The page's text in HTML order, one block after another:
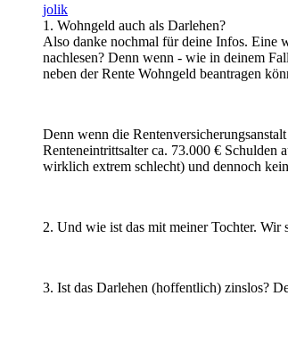
jolik
1. Wohngeld auch als Darlehen?
Also danke nochmal für deine Infos. Eine
nachlesen? Denn wenn - wie in deinem
neben der Rente Wohngeld beantragen
Denn wenn die
Renteneintrittsalter ca. 73.000 € Schulden
wirklich extrem schlecht) und dennoch
2. Und wie ist das mit meiner Tochter.
3. Ist das Darlehen (hoffentlich) zinslos?